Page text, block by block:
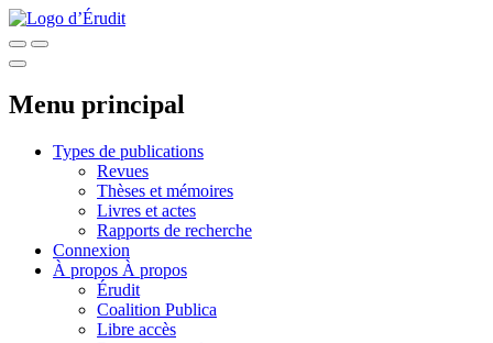
Menu principal
Types de publications
Revues
Thèses et mémoires
Livres et actes
Rapports de recherche
Connexion
À propos À propos
Érudit
Coalition Publica
Libre accès